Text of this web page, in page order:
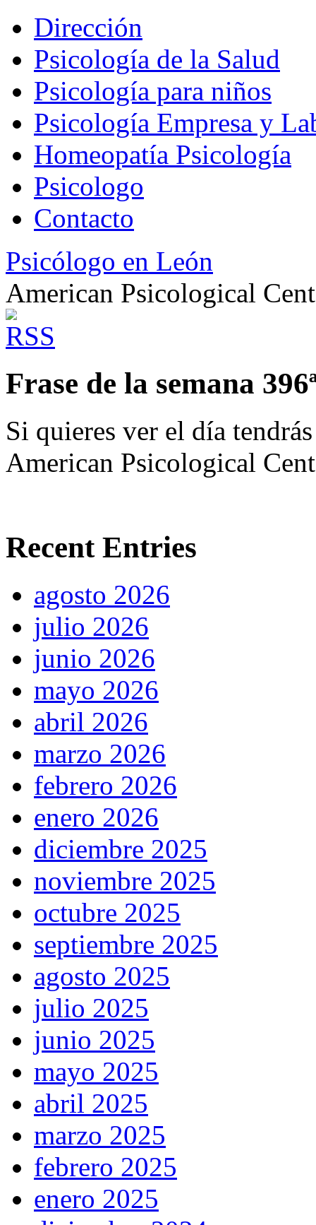
Dirección
Psicología de la Salud
Psicología para niños
Psicología Empresa y
Homeopatía Psicología
Psicologo
Contacto
Psicólogo en León
American Psicological
Frase de la semana
Si quieres ver el día
American Psicological
Recent Entries
agosto 2026
julio 2026
junio 2026
mayo 2026
abril 2026
marzo 2026
febrero 2026
enero 2026
diciembre 2025
noviembre 2025
octubre 2025
septiembre 2025
agosto 2025
julio 2025
junio 2025
mayo 2025
abril 2025
marzo 2025
febrero 2025
enero 2025